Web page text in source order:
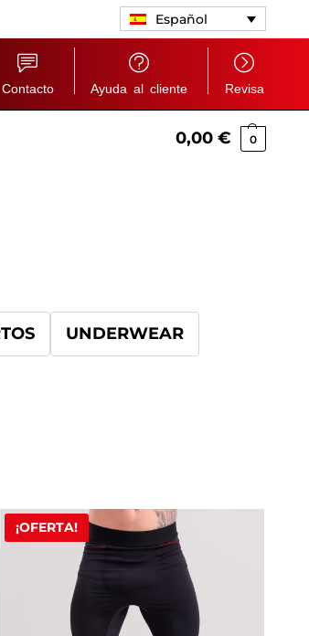
Español
Contacto Ayuda al cliente Revisa
0,00 € 0
UNDERWEAR
¡OFERTA!